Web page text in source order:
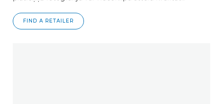
FIND A RETAILER